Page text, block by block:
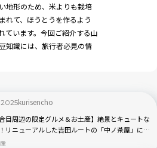
地形のため、米よりも栽培
れて、ほうとうを作るよう
ています。今回ご紹介する山
知識には、旅行者必見の情
kurisencho
合目周辺の限定グルメ＆お土産】絶景とキュートな
リニューアルした吉田ルートの「中ノ茶屋」にも